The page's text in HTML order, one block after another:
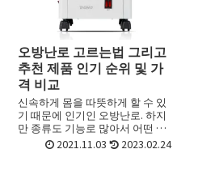
오방난로 고르는법 그리고
추천 제품 인기 순위 및 가
격 비교
신속하게 몸을 따뜻하게 할 수 있
기 때문에 인기인 오방난로. 하지
만 종류도 기능로 많아서 어떤 오
방난로를 골라야 할지 선택하기가
어려울 때가 있죠. 첫 구매라면 더
2021.11.03 2023.02.24